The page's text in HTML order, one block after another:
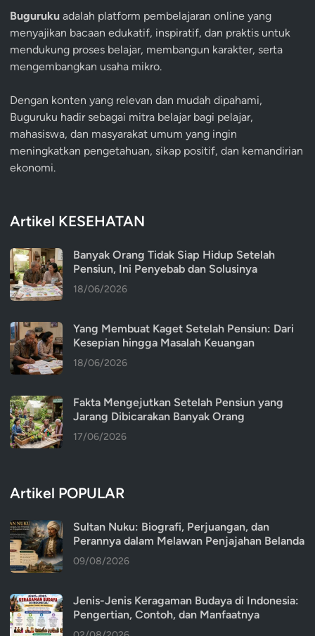
Buguruku adalah platform pembelajaran online yang
menyajikan bacaan edukatif, inspiratif, dan praktis untuk
mendukung proses belajar, membangun karakter, serta
mengembangkan usaha mikro.
Dengan konten yang relevan dan mudah dipahami,
Buguruku hadir sebagai mitra belajar bagi pelajar,
mahasiswa, dan masyarakat umum yang ingin
meningkatkan pengetahuan, sikap positif, dan kemandirian
ekonomi.
Artikel KESEHATAN
Banyak Orang Tidak Siap Hidup Setelah
Pensiun, Ini Penyebab dan Solusinya
18/06/2026
Yang Membuat Kaget Setelah Pensiun: Dari
Kesepian hingga Masalah Keuangan
18/06/2026
Fakta Mengejutkan Setelah Pensiun yang
Jarang Dibicarakan Banyak Orang
17/06/2026
Artikel POPULAR
Sultan Nuku: Biografi, Perjuangan, dan
Perannya dalam Melawan Penjajahan Belanda
09/08/2026
Jenis-Jenis Keragaman Budaya di Indonesia:
Pengertian, Contoh, dan Manfaatnya